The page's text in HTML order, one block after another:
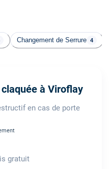
Changement de Serrure 4
à Viroflay
en cas de porte
gratuit